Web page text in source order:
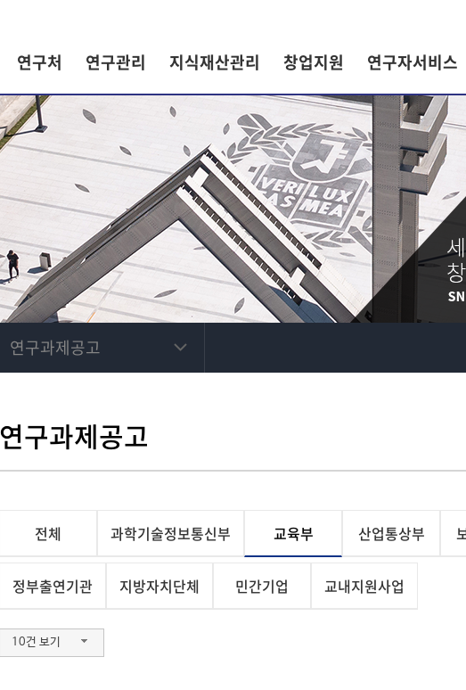
연구처 연구관리 지식재산관리 창업지원 연구자서비스
연구과제공고
연구과제공고
전체 과학기술정보통신부 교육부 산업통상부
정부출연기관 지방자치단체 민간기업 교내지원사업
10건 보기